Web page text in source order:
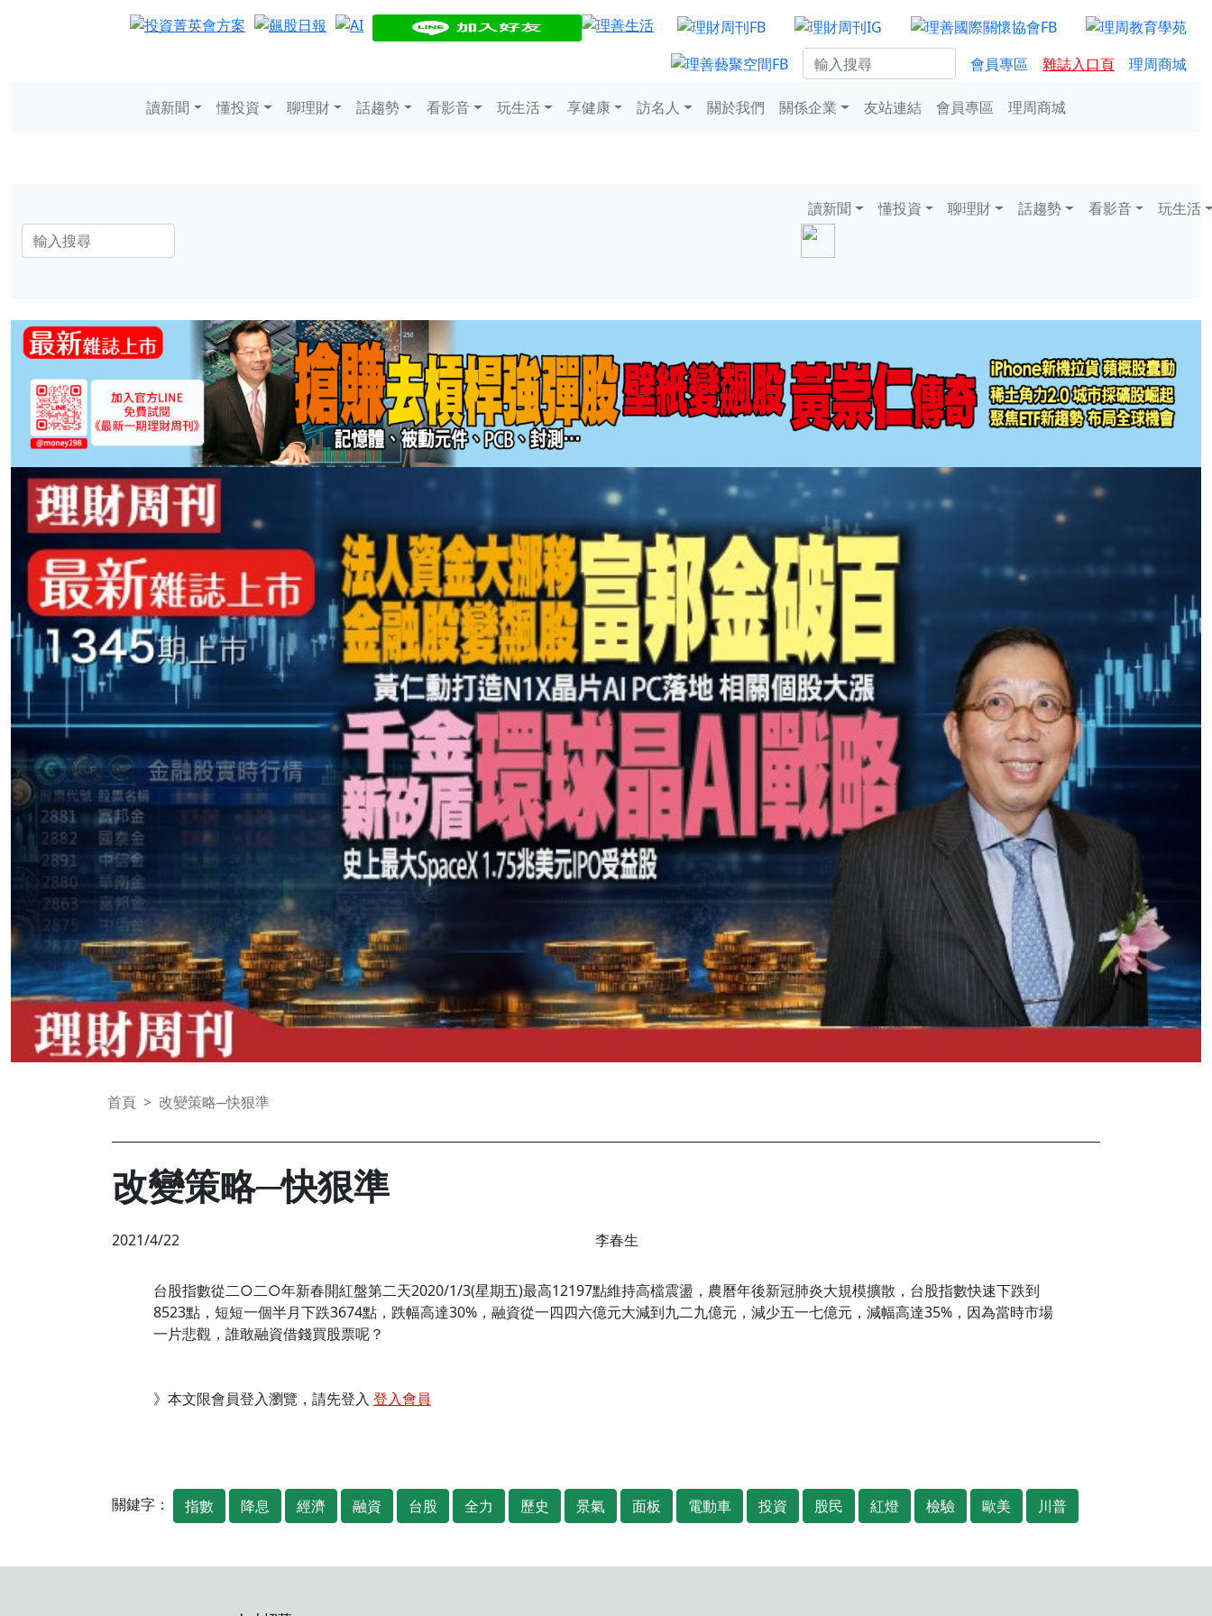
會員專區 雜誌入口頁 理周商城
讀新聞 懂投資 聊理財 話趨勢 看影音 玩生活 享健康 訪名人 關於我們 關係企業 友站連結 會員專區 理周商城
讀新聞 懂投資 聊理財 話趨勢 看影音 玩生活
首頁 改變策略─快狠準
改變策略─快狠準
2021/4/22 李春生
台股指數從二○二○年新春開紅盤第二天2020/1/3(星期五)最高12197點維持高檔震盪，農曆年後新冠肺炎大規模擴散，台股指數快速下跌到
8523點，短短一個半月下跌3674點，跌幅高達30%，融資從一四四六億元大減到九二九億元，減少五一七億元，減幅高達35%，因為當時市場
一片悲觀，誰敢融資借錢買股票呢？
》本文限會員登入瀏覽，請先登入 登入會員
關鍵字： 指數 降息 經濟 融資 台股 全力 歷史 景氣 面板 電動車 投資 股民 紅燈 檢驗 歐美 川普